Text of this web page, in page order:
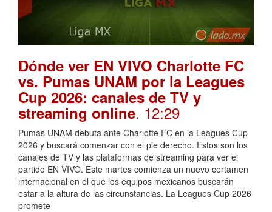
Dónde ver EN VIVO Charlotte FC
vs. Pumas UNAM por la Leagues
Cup 2026: canales de TV y
streaming online. 12:29
Pumas UNAM debuta ante Charlotte FC en la Leagues Cup
2026 y buscará comenzar con el pie derecho. Estos son los
canales de TV y las plataformas de streaming para ver el
partido EN VIVO. Este martes comienza un nuevo certamen
internacional en el que los equipos mexicanos buscarán
estar a la altura de las circunstancias. La Leagues Cup 2026
promete